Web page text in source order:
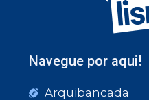
Navegue por aqui!
Arquibancada